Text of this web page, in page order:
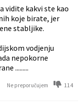
vidite kakvi ste kao
koje birate, jer
stabljike.
vodjenju
nepokorne
.........
Ne preporučujem 114